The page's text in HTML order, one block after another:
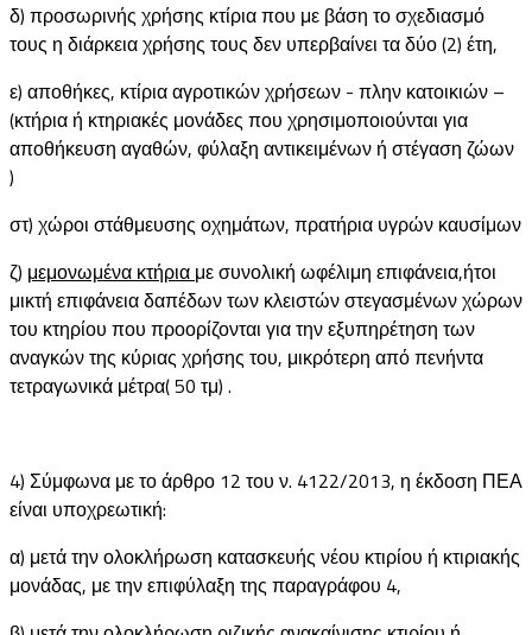
δ) προσωρινής χρήσης κτίρια που με βάση το σχεδιασμό
τους η διάρκεια χρήσης τους δεν υπερβαίνει τα δύο (2) έτη,
ε) αποθήκες, κτίρια αγροτικών χρήσεων - πλην κατοικιών –
(κτήρια ή κτηριακές μονάδες που χρησιμοποιούνται για
αποθήκευση αγαθών, φύλαξη αντικειμένων ή στέγαση ζώων
)
στ) χώροι στάθμευσης οχημάτων, πρατήρια υγρών καυσίμων
ζ) μεμονωμένα κτήρια με συνολική ωφέλιμη επιφάνεια,ήτοι
μικτή επιφάνεια δαπέδων των κλειστών στεγασμένων χώρων
του κτηρίου που προορίζονται για την εξυπηρέτηση των
αναγκών της κύριας χρήσης του, μικρότερη από πενήντα
τετραγωνικά μέτρα( 50 τμ) .
4) Σύμφωνα με το άρθρο 12 του ν. 4122/2013, η έκδοση ΠΕΑ
είναι υποχρεωτική:
α) μετά την ολοκλήρωση κατασκευής νέου κτιρίου ή κτιριακής
μονάδας, με την επιφύλαξη της παραγράφου 4,